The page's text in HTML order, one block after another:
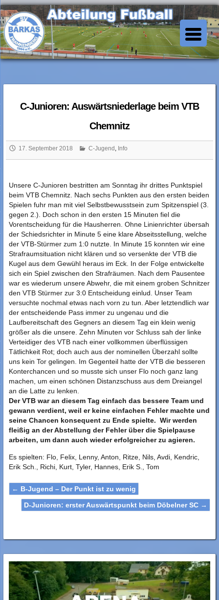
Skip
to
content
SV Barkas Abt. Fussball
C-Junioren: Auswärtsniederlage beim VTB
Chemnitz
17. September 2018 C-Jugend , Info
Unsere C-Junioren bestritten am Sonntag ihr drittes Punktspiel
beim VTB Chemnitz. Nach sechs Punkten aus den ersten beiden
Spielen fuhr man mit viel Selbstbewusstsein zum Spitzenspiel (3.
gegen 2.). Doch schon in den ersten 15 Minuten fiel die
Vorentscheidung für die Hausherren. Ohne Linienrichter übersah
der Schiedsrichter in Minute 5 eine klare Abseitsstellung, welche
der VTB-Stürmer zum 1:0 nutzte. In Minute 15 konnten wir eine
Strafraumsituation nicht klären und so versenkte der VTB die
Kugel aus dem Gewühl heraus im Eck. In der Folge entwickelte
sich ein Spiel zwischen den Strafräumen. Nach dem Pausentee
war es wiederum unsere Abwehr, die mit einem groben Schnitzer
den VTB Stürmer zur 3:0 Entscheidung einlud. Unser Team
versuchte nochmal etwas nach vorn zu tun. Aber letztendlich war
der entscheidende Pass immer zu ungenau und die
Laufbereitschaft des Gegners an diesem Tag ein klein wenig
größer als die unsere. Zehn Minuten vor Schluss sah der linke
Verteidiger des VTB nach einer vollkommen überflüssigen
Tätlichkeit Rot; doch auch aus der nominellen Überzahl sollte
uns kein Tor gelingen. Im Gegenteil hatte der VTB die besseren
Konterchancen und so musste sich unser Flo noch ganz lang
machen, um einen schönen Distanzschuss aus dem Dreiangel
an die Latte zu lenken.
Der VTB war an diesem Tag einfach das bessere Team und
gewann verdient, weil er keine einfachen Fehler machte und
seine Chancen konsequent zu Ende spielte. Wir werden
fleißig an der Abstellung der Fehler über die Spielpause
arbeiten, um dann auch wieder erfolgreicher zu agieren.
Es spielten: Flo, Felix, Lenny, Anton, Ritze, Nils, Avdi, Kendric,
Erik Sch., Richi, Kurt, Tyler, Hannes, Erik S., Tom
← B-Jugend – Der Punkt ist zu wenig
D-Junioren: erster Auswärtspunkt beim Döbelner SC →